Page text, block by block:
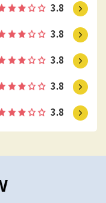
3.8
3.8
3.8
3.8
3.8